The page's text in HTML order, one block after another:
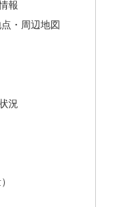
報
・周辺地図
況